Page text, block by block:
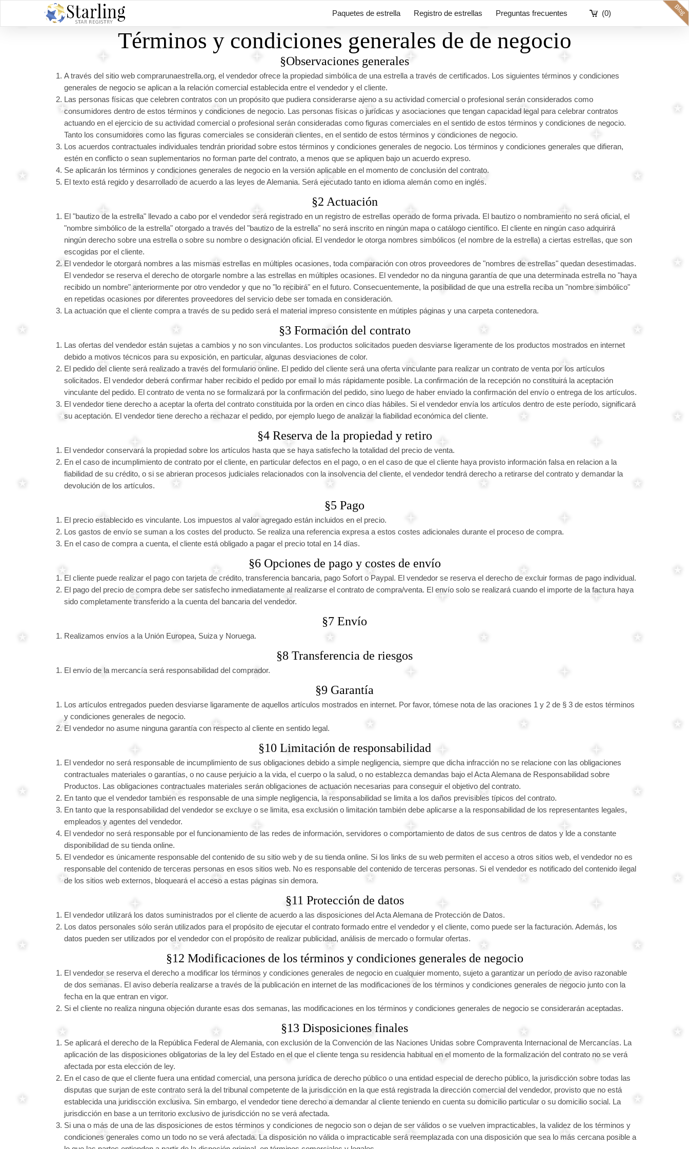
(0)
Paquetes de estrella Registro de estrellas Preguntas frecuentes
Términos y condiciones generales de de negocio
§Observaciones generales
A través del sitio web comprarunaestrella.org, el vendedor ofrece la propiedad simbólica de una estrella a través de certificados. Los siguientes términos y condiciones
generales de negocio se aplican a la relación comercial establecida entre el vendedor y el cliente.
Las personas físicas que celebren contratos con un propósito que pudiera considerarse ajeno a su actividad comercial o profesional serán considerados como
consumidores dentro de estos términos y condiciones de negocio. Las personas físicas o jurídicas y asociaciones que tengan capacidad legal para celebrar contratos
actuando en el ejercicio de su actividad comercial o profesional serán consideradas como figuras comerciales en el sentido de estos términos y condiciones de negocio.
Tanto los consumidores como las figuras comerciales se consideran clientes, en el sentido de estos términos y condiciones de negocio.
Los acuerdos contractuales individuales tendrán prioridad sobre estos términos y condiciones generales de negocio. Los términos y condiciones generales que difieran,
estén en conflicto o sean suplementarios no forman parte del contrato, a menos que se apliquen bajo un acuerdo expreso.
Se aplicarán los términos y condiciones generales de negocio en la versión aplicable en el momento de conclusión del contrato.
El texto está regido y desarrollado de acuerdo a las leyes de Alemania. Será ejecutado tanto en idioma alemán como en inglés.
§2 Actuación
El "bautizo de la estrella" llevado a cabo por el vendedor será registrado en un registro de estrellas operado de forma privada. El bautizo o nombramiento no será oficial, el
"nombre simbólico de la estrella" otorgado a través del "bautizo de la estrella" no será inscrito en ningún mapa o catálogo científico. El cliente en ningún caso adquirirá
ningún derecho sobre una estrella o sobre su nombre o designación oficial. El vendedor le otorga nombres simbólicos (el nombre de la estrella) a ciertas estrellas, que son
escogidas por el cliente.
El vendedor le otorgará nombres a las mismas estrellas en múltiples ocasiones, toda comparación con otros proveedores de "nombres de estrellas" quedan desestimadas.
El vendedor se reserva el derecho de otorgarle nombre a las estrellas en múltiples ocasiones. El vendedor no da ninguna garantía de que una determinada estrella no "haya
recibido un nombre" anteriormente por otro vendedor y que no "lo recibirá" en el futuro. Consecuentemente, la posibilidad de que una estrella reciba un "nombre simbólico"
en repetidas ocasiones por diferentes proveedores del servicio debe ser tomada en consideración.
La actuación que el cliente compra a través de su pedido será el material impreso consistente en mútiples páginas y una carpeta contenedora.
§3 Formación del contrato
Las ofertas del vendedor están sujetas a cambios y no son vinculantes. Los productos solicitados pueden desviarse ligeramente de los productos mostrados en internet
debido a motivos técnicos para su exposición, en particular, algunas desviaciones de color.
El pedido del cliente será realizado a través del formulario online. El pedido del cliente será una oferta vinculante para realizar un contrato de venta por los artículos
solicitados. El vendedor deberá confirmar haber recibido el pedido por email lo más rápidamente posible. La confirmación de la recepción no constituirá la aceptación
vinculante del pedido. El contrato de venta no se formalizará por la confirmación del pedido, sino luego de haber enviado la confirmación del envío o entrega de los artículos.
El vendedor tiene derecho a aceptar la oferta del contrato constituida por la orden en cinco días hábiles. Si el vendedor envía los artículos dentro de este período, significará
su aceptación. El vendedor tiene derecho a rechazar el pedido, por ejemplo luego de analizar la fiabilidad económica del cliente.
§4 Reserva de la propiedad y retiro
El vendedor conservará la propiedad sobre los artículos hasta que se haya satisfecho la totalidad del precio de venta.
En el caso de incumplimiento de contrato por el cliente, en particular defectos en el pago, o en el caso de que el cliente haya provisto información falsa en relacion a la
fiabilidad de su crédito, o si se abrieran procesos judiciales relacionados con la insolvencia del cliente, el vendedor tendrá derecho a retirarse del contrato y demandar la
devolución de los artículos.
§5 Pago
El precio establecido es vinculante. Los impuestos al valor agregado están incluidos en el precio.
Los gastos de envío se suman a los costes del producto. Se realiza una referencia expresa a estos costes adicionales durante el proceso de compra.
En el caso de compra a cuenta, el cliente está obligado a pagar el precio total en 14 días.
§6 Opciones de pago y costes de envío
El cliente puede realizar el pago con tarjeta de crédito, transferencia bancaria, pago Sofort o Paypal. El vendedor se reserva el derecho de excluir formas de pago individual.
El pago del precio de compra debe ser satisfecho inmediatamente al realizarse el contrato de compra/venta. El envío solo se realizará cuando el importe de la factura haya
sido completamente transferido a la cuenta del bancaria del vendedor.
§7 Envío
Realizamos envíos a la Unión Europea, Suiza y Noruega.
§8 Transferencia de riesgos
El envío de la mercancía será responsabilidad del comprador.
§9 Garantía
Los artículos entregados pueden desviarse ligaramente de aquellos artículos mostrados en internet. Por favor, tómese nota de las oraciones 1 y 2 de § 3 de estos términos
y condiciones generales de negocio.
El vendedor no asume ninguna garantía con respecto al cliente en sentido legal.
§10 Limitación de responsabilidad
El vendedor no será responsable de incumplimiento de sus obligaciones debido a simple negligencia, siempre que dicha infracción no se relacione con las obligaciones
contractuales materiales o garantías, o no cause perjuicio a la vida, el cuerpo o la salud, o no establezca demandas bajo el Acta Alemana de Responsabilidad sobre
Productos. Las obligaciones contractuales materiales serán obligaciones de actuación necesarias para conseguir el objetivo del contrato.
En tanto que el vendedor también es responsable de una simple negligencia, la responsabilidad se limita a los daños previsibles típicos del contrato.
En tanto que la responsabilidad del vendedor se excluye o se limita, esa exclusión o limitación también debe aplicarse a la responsabilidad de los representantes legales,
empleados y agentes del vendedor.
El vendedor no será responsable por el funcionamiento de las redes de información, servidores o comportamiento de datos de sus centros de datos y lde a constante
disponibilidad de su tienda online.
El vendedor es únicamente responsable del contenido de su sitio web y de su tienda online. Si los links de su web permiten el acceso a otros sitios web, el vendedor no es
responsable del contenido de terceras personas en esos sitios web. No es responsable del contenido de terceras personas. Si el vendedor es notificado del contenido ilegal
de los sitios web externos, bloqueará el acceso a estas páginas sin demora.
§11 Protección de datos
El vendedor utilizará los datos suministrados por el cliente de acuerdo a las disposiciones del Acta Alemana de Protección de Datos.
Los datos personales sólo serán utilizados para el propósito de ejecutar el contrato formado entre el vendedor y el cliente, como puede ser la facturación. Además, los
datos pueden ser utilizados por el vendedor con el propósito de realizar publicidad, análisis de mercado o formular ofertas.
§12 Modificaciones de los términos y condiciones generales de negocio
El vendedor se reserva el derecho a modificar los términos y condiciones generales de negocio en cualquier momento, sujeto a garantizar un período de aviso razonable
de dos semanas. El aviso debería realizarse a través de la publicación en internet de las modificaciones de los términos y condiciones generales de negocio junto con la
fecha en la que entran en vigor.
Si el cliente no realiza ninguna objeción durante esas dos semanas, las modificaciones en los términos y condiciones generales de negocio se considerarán aceptadas.
§13 Disposiciones finales
Se aplicará el derecho de la República Federal de Alemania, con exclusión de la Convención de las Naciones Unidas sobre Compraventa Internacional de Mercancías. La
aplicación de las disposiciones obligatorias de la ley del Estado en el que el cliente tenga su residencia habitual en el momento de la formalización del contrato no se verá
afectada por esta elección de ley.
En el caso de que el cliente fuera una entidad comercial, una persona jurídica de derecho público o una entidad especial de derecho público, la jurisdicción sobre todas las
disputas que surjan de este contrato será la del tribunal competente de la jurisdicción en la que está registrada la dirección comercial del vendedor, provisto que no está
establecida una juridiscción exclusiva. Sin embargo, el vendedor tiene derecho a demandar al cliente teniendo en cuenta su domicilio particular o su domicilio social. La
jurisdicción en base a un territorio exclusivo de jurisdicción no se verá afectada.
Si una o más de una de las disposiciones de estos términos y condiciones de negocio son o dejan de ser válidos o se vuelven impracticables, la validez de los términos y
condiciones generales como un todo no se verá afectada. La disposición no válida o impracticable será reemplazada con una disposición que sea lo más cercana posible a